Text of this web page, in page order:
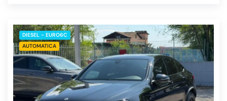
DIESEL - EURO6C
AUTOMATICA